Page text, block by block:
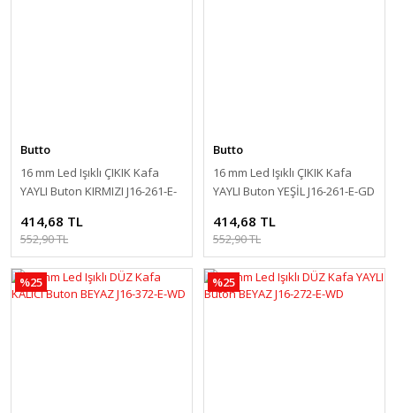
Butto
16 mm Led Işıklı ÇIKIK Kafa
YAYLI Buton KIRMIZI J16-261-E-
414,68 TL
552,90 TL
Butto
16 mm Led Işıklı ÇIKIK Kafa
YAYLI Buton YEŞİL J16-261-E-GD
414,68 TL
552,90 TL
%25 %25